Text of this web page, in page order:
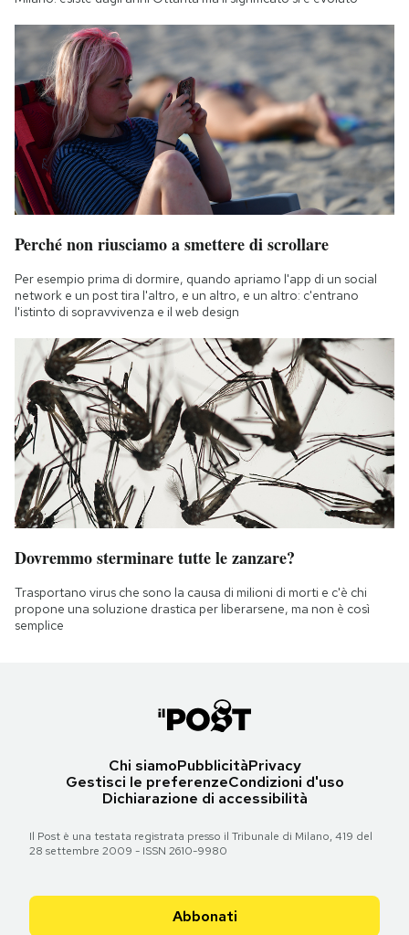
Perché non riusciamo a smettere di scrollare
Per esempio prima di dormire, quando apriamo l'app di un social
network e un post tira l'altro, e un altro, e un altro: c'entrano
l'istinto di sopravvivenza e il web design
Dovremmo sterminare tutte le zanzare?
Trasportano virus che sono la causa di milioni di morti e c'è chi
propone una soluzione drastica per liberarsene, ma non è così
semplice
Chi siamoPubblicitàPrivacy
Gestisci le preferenzeCondizioni d'uso
Dichiarazione di accessibilità
Il Post è una testata registrata presso il Tribunale di Milano, 419 del
28 settembre 2009 - ISSN 2610-9980
Abbonati